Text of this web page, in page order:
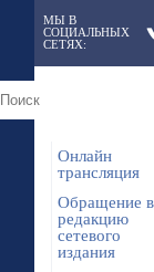
МЫ В
СОЦИАЛЬНЫХ
СЕТЯХ:
Онлайн
трансляция
Обращение в
редакцию
сетевого
издания